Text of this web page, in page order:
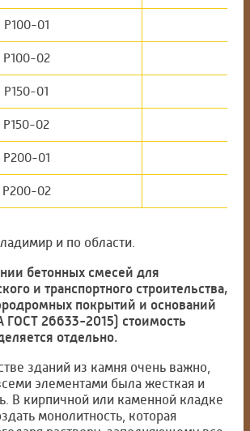
Р100-01
Р100-02
Р150-01
Р150-02
Р200-01
Р200-02
и по области.
бетонных смесей для
и транспортного строительства,
покрытий и оснований
ГОСТ 26633-2015) стоимость
отдельно.
зданий из камня очень важно,
элементами была жесткая и
В кирпичной или каменной кладке
монолитность, которая